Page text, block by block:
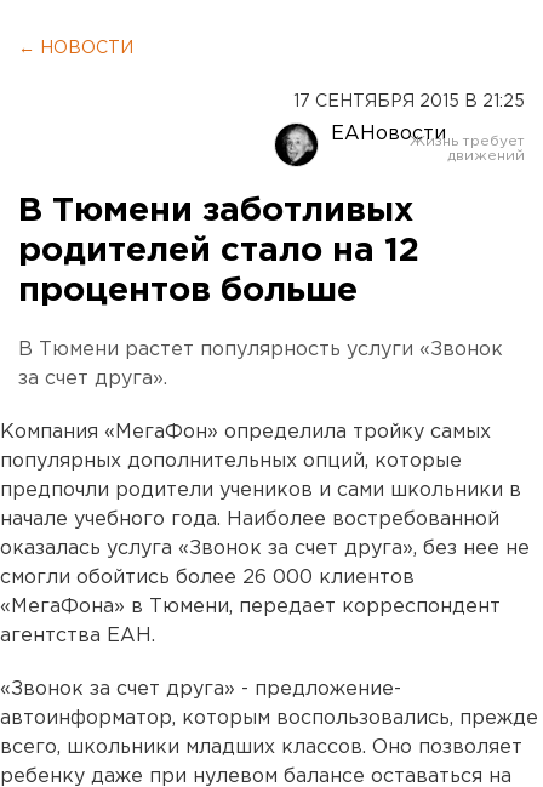
← НОВОСТИ
17 СЕНТЯБРЯ 2015 В 21:25
ЕАНовости
В Тюмени заботливых
родителей стало на 12
процентов больше
В Тюмени растет популярность услуги «Звонок
за счет друга».
Компания «МегаФон» определила тройку самых
популярных дополнительных опций, которые
предпочли родители учеников и сами школьники в
начале учебного года. Наиболее востребованной
оказалась услуга «Звонок за счет друга», без нее не
смогли обойтись более 26 000 клиентов
«МегаФона» в Тюмени, передает корреспондент
агентства ЕАН.
«Звонок за счет друга» - предложение-
автоинформатор, которым воспользовались, прежде
всего, школьники младших классов. Оно позволяет
ребенку даже при нулевом балансе оставаться на